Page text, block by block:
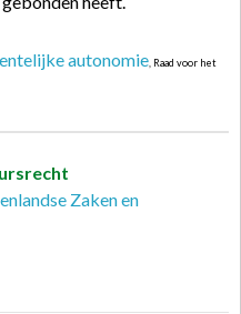
autonomie , Raad voor het
Zaken en